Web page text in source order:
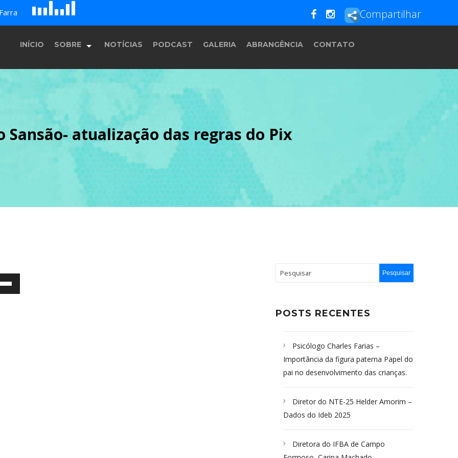
A
B c
D
E F G
H
Compartilhar
INÍCIO SOBRE
História
Equipe
Programação
NOTÍCIAS PODCAST GALERIA ABRANGÊNCIA CONTATO
Sansão- atualização das regras do Pix
POSTS RECENTES
Psicólogo Charles Farias –
Importância da figura paterna Papel do
pai no desenvolvimento das crianças.
Diretor do NTE-25 Helder Amorim –
Dados do Ideb 2025
Diretora do IFBA de Campo